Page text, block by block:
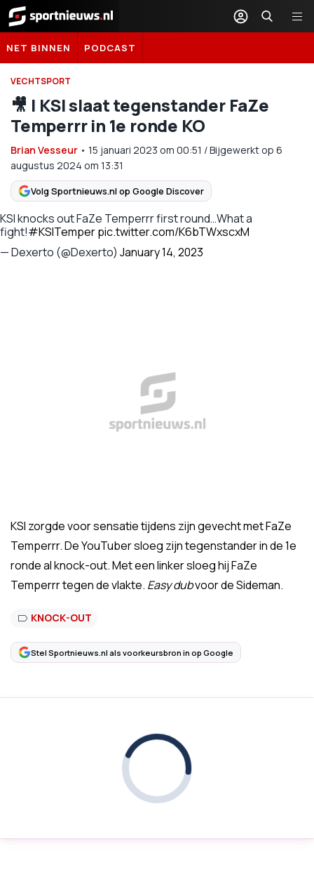
Sportnieuws.nl
NET BINNEN PODCAST
VECHTSPORT
🎥 | KSI slaat tegenstander FaZe
Temperrr in 1e ronde KO
Brian Vesseur • 15 januari 2023 om 00:51 /Bijgewerkt op 6
augustus 2024 om 13:31
Volg Sportnieuws.nl op Google Discover
KSI knocks out FaZe Temperrr first round…What a
fight!#KSITemperpic.twitter.com/K6bTWxscxM
— Dexerto (@Dexerto) January 14, 2023
KSI zorgde voor sensatie tijdens zijn gevecht met FaZe
Temperrr. De YouTuber sloeg zijn tegenstander in de 1e
ronde al knock-out. Met een linker sloeg hij FaZe
Temperrr tegen de vlakte. Easy dubvoor de Sideman.
KNOCK-OUT
Stel Sportnieuws.nl als voorkeursbron in op Google